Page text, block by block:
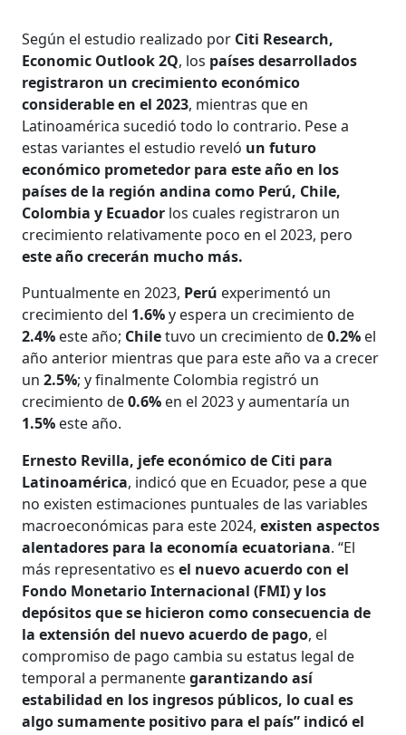
Según el estudio realizado por Citi Research,
Economic Outlook 2Q, los países desarrollados
registraron un crecimiento económico
considerable en el 2023, mientras que en
Latinoamérica sucedió todo lo contrario. Pese a
estas variantes el estudio reveló un futuro
económico prometedor para este año en los
países de la región andina como Perú, Chile,
Colombia y Ecuador los cuales registraron un
crecimiento relativamente poco en el 2023, pero
este año crecerán mucho más.
Puntualmente en 2023, Perú experimentó un
crecimiento del 1.6%y espera un crecimiento de
2.4% este año; Chiletuvo un crecimiento de0.2% el
año anterior mientras que para este año va a crecer
un2.5%; y finalmente Colombia registró un
crecimiento de0.6% en el 2023 y aumentaría un
1.5% este año.
Ernesto Revilla, jefe económico de Citi para
Latinoamérica, indicó que en Ecuador, pese a que
no existen estimaciones puntuales de las variables
macroeconómicas para este 2024,existen aspectos
alentadores para la economía ecuatoriana. “El
más representativo esel nuevo acuerdo con el
Fondo Monetario Internacional (FMI) y los
depósitos que se hicieron como consecuencia de
la extensión del nuevo acuerdo de pago, el
compromiso de pago cambia su estatus legal de
temporal a permanentegarantizando así
estabilidad en los ingresos públicos, lo cual es
algo sumamente positivo para el país” indicó el